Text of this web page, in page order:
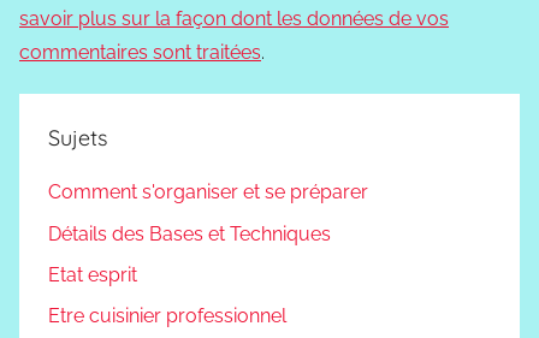
savoir plus sur la façon dont les données de vos
commentaires sont traitées.
Sujets
Comment s'organiser et se préparer
Détails des Bases et Techniques
Etat esprit
Etre cuisinier professionnel